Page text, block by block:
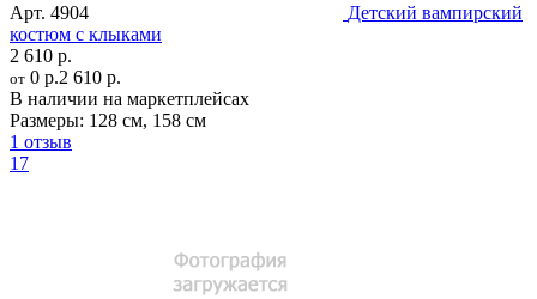
Арт. 4904
Детский вампирский
костюм с клыками
2 610 р.
от 0 р.2 610 р.
В наличии на маркетплейсах
Размеры: 128 см, 158 см
1 отзыв
17